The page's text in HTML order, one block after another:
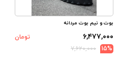
بوت و نیم بوت مردانه
۶,۴۷۷,۰۰۰
تومان
15%
۷,۶۲۰,۰۰۰